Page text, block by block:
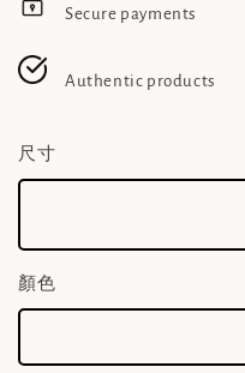
Secure payments
Authentic products
尺寸
顏色